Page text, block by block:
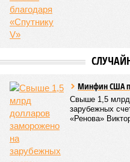
зарабатывало само, а
выходит, никак не
«Пока самая популярная в
национализировать пути
дорог Армении за счёт
совершенно естественной»
Андрей Суздальцев.
Вот только почему для
естественным считается
«железку» тогда, когда на